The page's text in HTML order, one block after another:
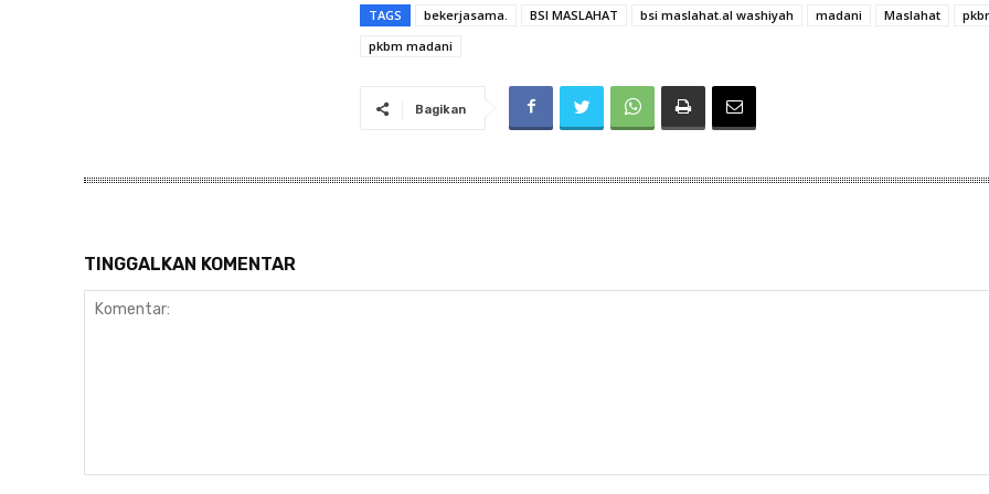
TAGS bekerjasama. BSI MASLAHAT bsi maslahat.al washiyah madani Maslahat
pkbm madani
Bagikan
TINGGALKAN KOMENTAR